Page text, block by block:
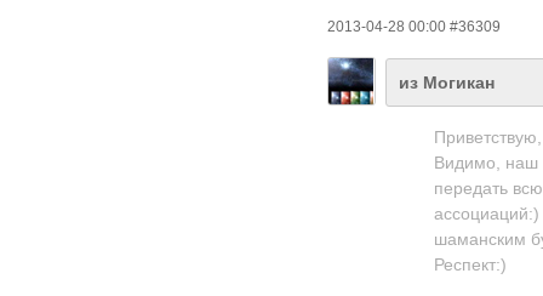
2013-04-28 00:00 #36309
из Могикан
Видимо, наш
передать
шаманским
Респект:)